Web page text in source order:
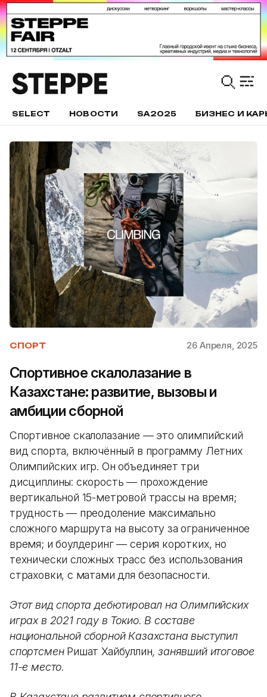
SELECT НОВОСТИ SA2025 БИЗНЕС И
СПОРТ 26 Апреля, 2025
Спортивное скалолазание в
Казахстане: развитие, вызовы и
амбиции сборной
Спортивное скалолазание — это олимпийский
вид спорта, включённый в программу Летних
Олимпийских игр. Он объединяет три
дисциплины: скорость — прохождение
вертикальной 15-метровой трассы на время;
трудность — преодоление максимально
сложного маршрута на высоту за ограниченное
время; и боулдеринг — серия коротких, но
технически сложных трасс без использования
страховки, с матами для безопасности.
Этот вид спорта дебютировал на Олимпийских
играх в 2021 году в Токио. В составе
национальной сборной Казахстана выступил
спортсмен Ришат Хайбуллин, занявший итоговое
11-е место.